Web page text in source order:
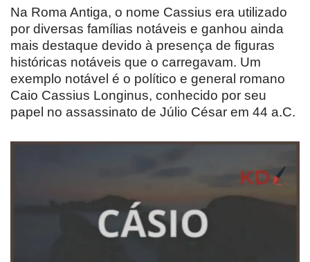
Na Roma Antiga, o nome Cassius era utilizado
por diversas famílias notáveis e ganhou ainda
mais destaque devido à presença de figuras
históricas notáveis que o carregavam. Um
exemplo notável é o político e general romano
Caio Cassius Longinus, conhecido por seu
papel no assassinato de Júlio César em 44 a.C.